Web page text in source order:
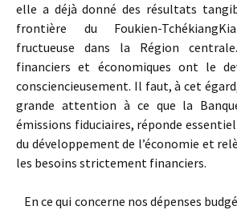
elle a déjà donné des résultats
frontière du Foukien-
fructueuse dans la Région
financiers et économiques ont le
consciencieuse­ment. Il faut, à cet
grande attention à ce que la
émissions fiduciaires, réponde
du développement de l’économie et
les besoins strictement financiers.
En ce qui concerne nos dépenses